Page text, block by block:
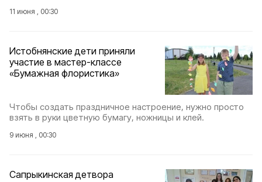
11 июня , 00:30
Истобнянские дети приняли
участие в мастер-классе
«Бумажная флористика»
Чтобы создать праздничное настроение, нужно просто
взять в руки цветную бумагу, ножницы и клей.
9 июня , 00:30
Сапрыкинская детвора